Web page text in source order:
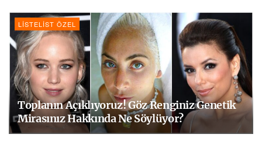
LISTELIST ÖZEL
Toplanın Açıklıyoruz! Göz Renginiz Genetik
Mirasınız Hakkında Ne Söylüyor?